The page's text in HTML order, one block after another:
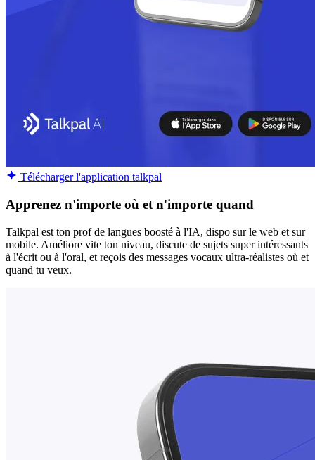
Télécharger l'application talkpal
Apprenez n'importe où et n'importe quand
Talkpal est ton prof de langues boosté à l'IA, dispo sur le web et sur
mobile. Améliore vite ton niveau, discute de sujets super intéressants
à l'écrit ou à l'oral, et reçois des messages vocaux ultra-réalistes où et
quand tu veux.